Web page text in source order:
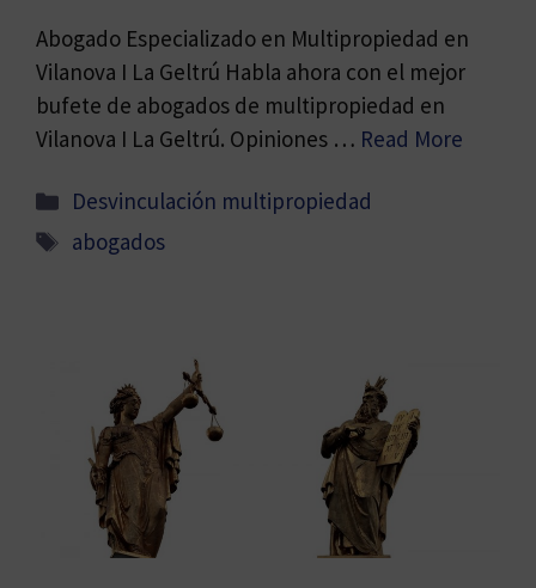
Abogado Especializado en Multipropiedad en
Vilanova I La Geltrú Habla ahora con el mejor
bufete de abogados de multipropiedad en
Vilanova I La Geltrú. Opiniones … Read More
Categorías
Desvinculación multipropiedad
Etiquetas
abogados